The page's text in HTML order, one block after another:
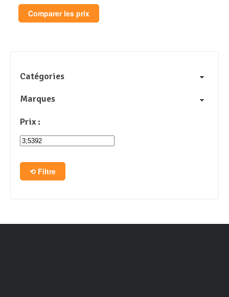
Comparer les prix
Catégories
Marques
Prix :
Filtre